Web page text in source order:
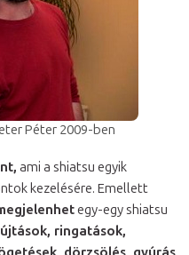
Péter 2009-ben
ami a shiatsu egyik
kezelésére. Emellett
egy-egy shiatsu
ringatások,